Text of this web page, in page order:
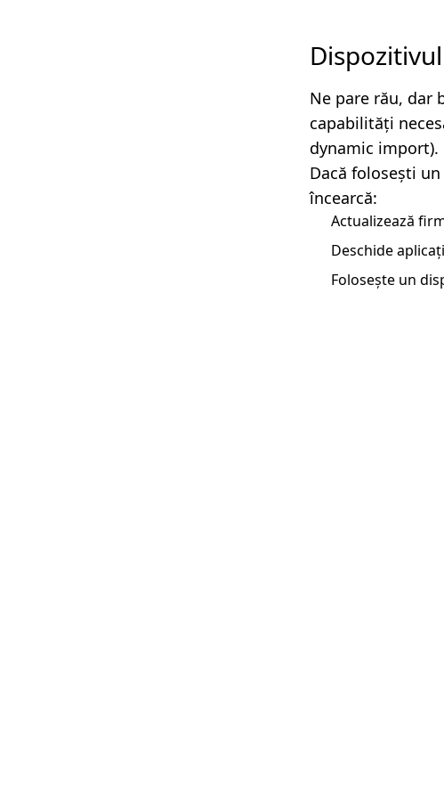
Ne pare rău, dar
capabilități
dynamic import).
Dacă folosești
încearcă:
Actualizează
Deschide
Folosește un